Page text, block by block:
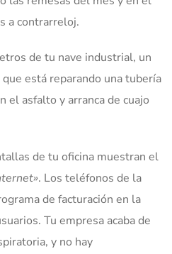
a contrarreloj.
de tu nave industrial, un
está reparando una tubería
el asfalto y arranca de cuajo
de tu oficina muestran el
. Los teléfonos de la
de facturación en la
Tu empresa acaba de
y no hay